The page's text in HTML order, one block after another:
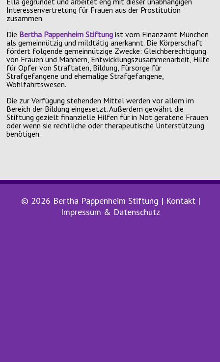
Interessenvertretung für Frauen aus der Prostitution
zusammen.
Die Bertha Pappenheim Stiftung ist vom Finanzamt München
als gemeinnützig und mildtätig anerkannt. Die Körperschaft
fördert folgende gemeinnützige Zwecke: Gleichberechtigung
von Frauen und Männern, Entwicklungszusammenarbeit, Hilfe
für Opfer von Straftaten, Bildung, Fürsorge für
Strafgefangene und ehemalige Strafgefangene,
Wohlfahrtswesen.
Die zur Verfügung stehenden Mittel werden vor allem im
Bereich der Bildung eingesetzt. Außerdem gewährt die
Stiftung gezielt finanzielle Hilfen für in Not geratene Frauen
oder wenn sie rechtliche oder therapeutische Unterstützung
benötigen.
© 2026 Bertha Pappenheim Stiftung | Kontakt|
Impressum & Datenschutz